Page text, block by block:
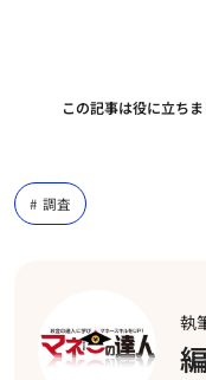
この記事は役に立ちま
調査
執